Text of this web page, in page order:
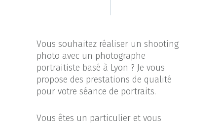
Vous souhaitez réaliser un shooting
photo avec un photographe
portraitiste basé à Lyon ? Je vous
propose des prestations de qualité
pour votre séance de portraits.
Vous êtes un particulier et vous